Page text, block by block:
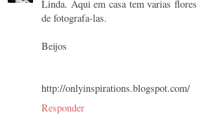
Linda. Aqui em casa tem varias
de fotografa-las.
Beijos
http://onlyinspirations.blogspot.com/
Responder